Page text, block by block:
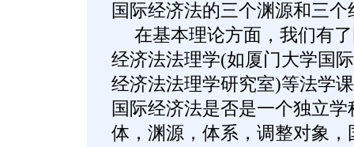
国际经济法的三个渊源和三个
在基本理论方面，我们有了
经济法法理学(如厦门大学国
经济法法理学研究室)等法学
国际经济法是否是一个独立
体，渊源，体系，调整对象